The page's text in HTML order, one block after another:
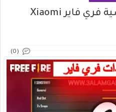
أفضل اعدادات حساسية فري فاير Xiaomi
(0)